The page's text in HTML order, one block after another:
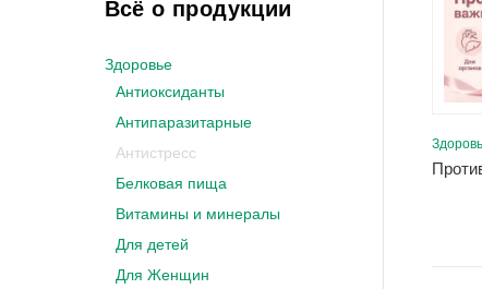
Всё о продукции
Здоровье
Антиоксиданты
Антипаразитарные
Антистресс
Белковая пища
Витамины и минералы
Для детей
Для Женщин